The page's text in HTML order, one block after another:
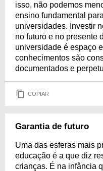
isso, não podemos
ensino fundamental
universidades. Investir
no futuro e no presente
universidade é espaço
conhecimentos são
documentados e
COPIAR
Garantia de futuro
Uma das esferas mais
educação é a que diz
crianças. É na infância